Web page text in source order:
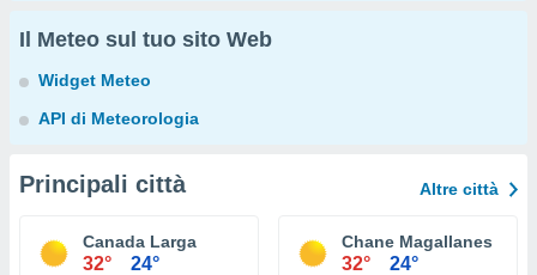
Il Meteo sul tuo sito Web
Widget Meteo
API di Meteorologia
Principali città Altre città
Canada Larga
32° 24°
Chane Magallanes
32° 24°